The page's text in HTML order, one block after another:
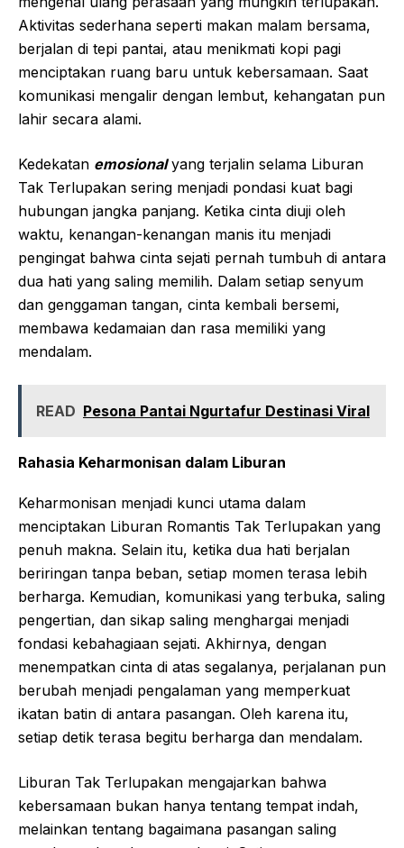
Aktivitas sederhana seperti makan malam bersama,
berjalan di tepi pantai, atau menikmati kopi pagi
menciptakan ruang baru untuk kebersamaan. Saat
komunikasi mengalir dengan lembut, kehangatan pun
lahir secara alami.
Kedekatan emosionalyang terjalin selama Liburan
Tak Terlupakan sering menjadi pondasi kuat bagi
hubungan jangka panjang. Ketika cinta diuji oleh
waktu, kenangan-kenangan manis itu menjadi
pengingat bahwa cinta sejati pernah tumbuh di antara
dua hati yang saling memilih. Dalam setiap senyum
dan genggaman tangan, cinta kembali bersemi,
membawa kedamaian dan rasa memiliki yang
mendalam.
READ Pesona Pantai Ngurtafur Destinasi Viral
Rahasia Keharmonisan dalam Liburan
Keharmonisan menjadi kunci utama dalam
menciptakan Liburan Romantis Tak Terlupakan yang
penuh makna. Selain itu, ketika dua hati berjalan
beriringan tanpa beban, setiap momen terasa lebih
berharga. Kemudian, komunikasi yang terbuka, saling
pengertian, dan sikap saling menghargai menjadi
fondasi kebahagiaan sejati. Akhirnya, dengan
menempatkan cinta di atas segalanya, perjalanan pun
berubah menjadi pengalaman yang memperkuat
ikatan batin di antara pasangan. Oleh karena itu,
setiap detik terasa begitu berharga dan mendalam.
Liburan Tak Terlupakan mengajarkan bahwa
kebersamaan bukan hanya tentang tempat indah,
melainkan tentang bagaimana pasangan saling